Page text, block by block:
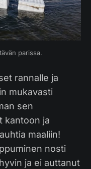
parissa.
rannalle ja
mukavasti
sen
kantoon ja
maaliin!
nosti
ja ei auttanut